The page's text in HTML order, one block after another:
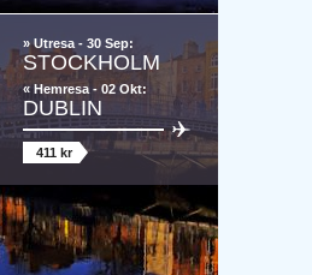
» Utresa - 30 Sep:
STOCKHOLM
« Hemresa - 02 Okt:
DUBLIN
411 kr